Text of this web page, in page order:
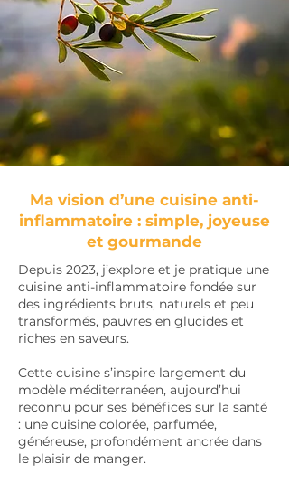
Ma vision d’une cuisine anti-
inflammatoire : simple, joyeuse
et gourmande
Depuis 2023, j’explore et je pratique une
cuisine anti-inflammatoire fondée sur
des ingrédients bruts, naturels et peu
transformés, pauvres en glucides et
riches en saveurs.
Cette cuisine s’inspire largement du
modèle méditerranéen, aujourd’hui
reconnu pour ses bénéfices sur la santé
: une cuisine colorée, parfumée,
généreuse, profondément ancrée dans
le plaisir de manger.